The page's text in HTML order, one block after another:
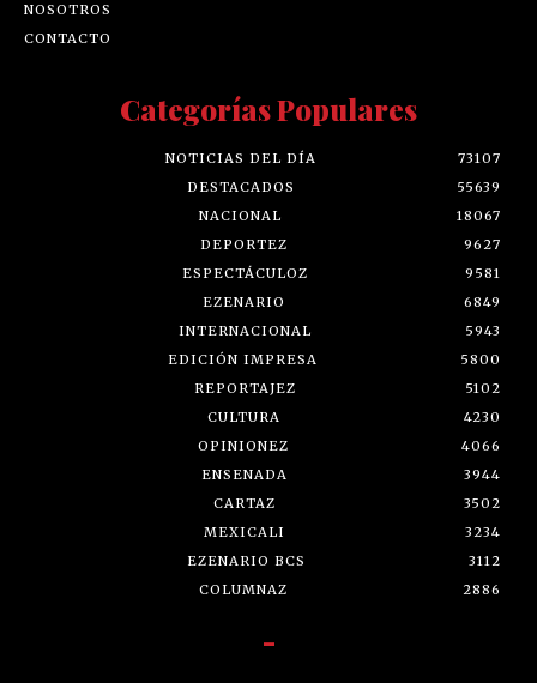
NOSOTROS
CONTACTO
Categorías Populares
NOTICIAS DEL DÍA
73107
DESTACADOS
55639
NACIONAL
18067
DEPORTEZ
9627
ESPECTÁCULOZ
9581
EZENARIO
6849
INTERNACIONAL
5943
EDICIÓN IMPRESA
5800
REPORTAJEZ
5102
CULTURA
4230
OPINIONEZ
4066
ENSENADA
3944
CARTAZ
3502
MEXICALI
3234
EZENARIO BCS
3112
COLUMNAZ
2886
-